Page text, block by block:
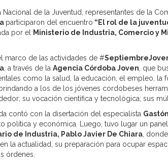
Nacional de la Juventud, representantes de la
participaron del encuentro “El rol de la
por el Ministerio de Industria, Comercio y
marco de las actividades de #
, a través de la Agencia Córdoba Joven, que
como la salud, la educación, el empleo,
a los de los jóvenes cordobeses
su vocación científica y tecnológica; sus
contó con la disertación del especialista
política y económica. Luego, tuvo lugar un
de Industria, Pablo Javier De Chiara,
la actualidad, su preparación para ocupar
órdenes.